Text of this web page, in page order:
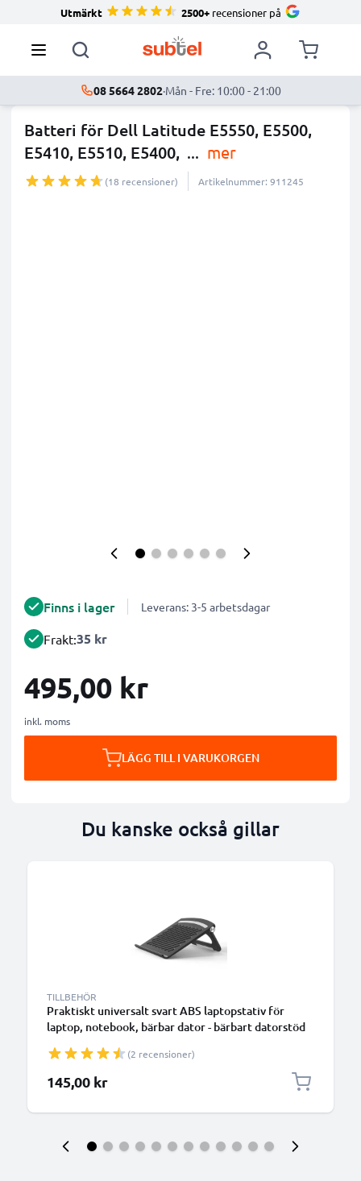
Utmärkt 2500+ recensioner på
08 5664 2802·Mån - Fre: 10:00 - 21:00
Batteri för Dell Latitude E5550, E5500,
E5410, E5510, E5400, ... mer
(18 recensioner) Artikelnummer: 911245
Finns i lager Leverans: 3-5 arbetsdagar
Frakt:35 kr
495,00 kr
inkl. moms
LÄGG TILL I VARUKORGEN
Du kanske också gillar
TILLBEHÖR
Praktiskt universalt svart ABS laptopstativ för
laptop, notebook, bärbar dator - bärbart datorstöd
ventilation
(2 recensioner)
145,00 kr